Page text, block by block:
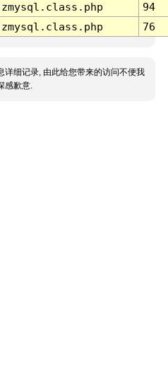
94
76
详细记录, 由此给您带来的访问不便我
感歉意.